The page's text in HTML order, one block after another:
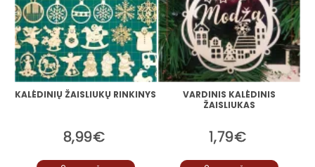
KALĖDINIŲ ŽAISLIUKŲ RINKINYS
8,99€
VARDINIS KALĖDINIS
ŽAISLIUKAS
1,79€